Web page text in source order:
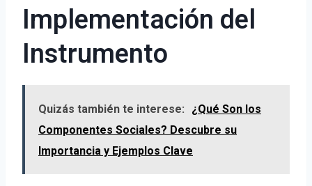
Implementación del
Instrumento
Quizás también te interese:
¿Qué Son los
Componentes Sociales? Descubre su
Importancia y Ejemplos Clave